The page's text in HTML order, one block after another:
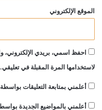
الموقع الإلكتروني
احفظ اسمي، بريدي الإلكتروني،
لاستخدامها المرة المقبلة في تعليقي.
أعلمني بمتابعة التعليقات بواسطة
أعلمني بالمواضيع الجديدة